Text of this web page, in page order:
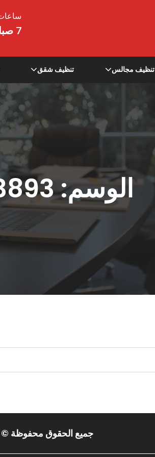
7 صباحا - 5 مساءا
تنظيف مجالس تنظيف شقق
الوسم:
جميع الحقوق محفوظة © 2019 الاول كلين